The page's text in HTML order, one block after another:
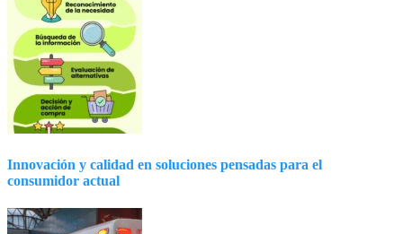
Innovación y calidad en soluciones pensadas para el
consumidor actual